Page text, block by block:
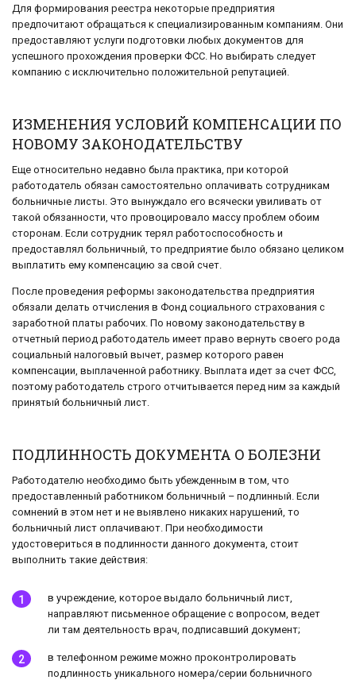
Для формирования реестра некоторые предприятия
предпочитают обращаться к специализированным компаниям. Они
предоставляют услуги подготовки любых документов для
успешного прохождения проверки ФСС. Но выбирать следует
компанию с исключительно положительной репутацией.
ИЗМЕНЕНИЯ УСЛОВИЙ КОМПЕНСАЦИИ ПО
НОВОМУ ЗАКОНОДАТЕЛЬСТВУ
Еще относительно недавно была практика, при которой
работодатель обязан самостоятельно оплачивать сотрудникам
больничные листы. Это вынуждало его всячески увиливать от
такой обязанности, что провоцировало массу проблем обоим
сторонам. Если сотрудник терял работоспособность и
предоставлял больничный, то предприятие было обязано целиком
выплатить ему компенсацию за свой счет.
После проведения реформы законодательства предприятия
обязали делать отчисления в Фонд социального страхования с
заработной платы рабочих. По новому законодательству в
отчетный период работодатель имеет право вернуть своего рода
социальный налоговый вычет, размер которого равен
компенсации, выплаченной работнику. Выплата идет за счет ФСС,
поэтому работодатель строго отчитывается перед ним за каждый
принятый больничный лист.
ПОДЛИННОСТЬ ДОКУМЕНТА О БОЛЕЗНИ
Работодателю необходимо быть убежденным в том, что
предоставленный работником больничный – подлинный. Если
сомнений в этом нет и не выявлено никаких нарушений, то
больничный лист оплачивают. При необходимости
удостовериться в подлинности данного документа, стоит
выполнить такие действия:
в учреждение, которое выдало больничный лист,
направляют письменное обращение с вопросом, ведет
ли там деятельность врач, подписавший документ;
в телефонном режиме можно проконтролировать
подлинность уникального номера/серии больничного